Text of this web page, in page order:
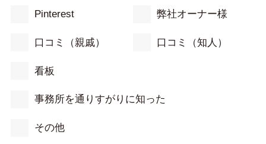
Pinterest 弊社オーナー様
口コミ（親戚） 口コミ（知人）
看板
事務所を通りすがりに知った
その他